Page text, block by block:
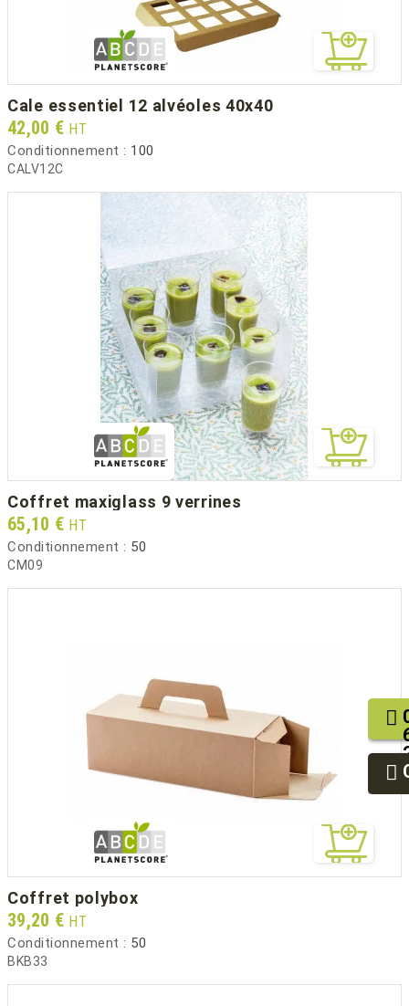
cale essentiel 12 alvéoles 40x40
Prix
42,00 € HT
Conditionnement : 100
CALV12C
coffret maxiglass 9 verrines
Prix
65,10 € HT
Conditionnement : 50
CM09
coffret polybox
Prix
39,20 € HT
Conditionnement : 50
BKB33